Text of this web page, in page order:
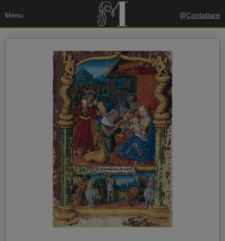
Menu @Contattare
I tuoi dati
Invia una copia alla mia email
Accetto la
politica sulla privacy
Dati del destinatario